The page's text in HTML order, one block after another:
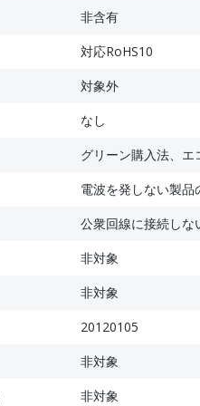
非含有
対応RoHS10
対象外
なし
グリーン購入法、エ
電波を発しない製品
公衆回線に接続しな
非対象
非対象
20120105
非対象
非対象